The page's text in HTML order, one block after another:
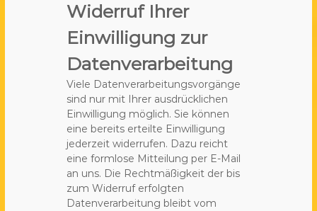
Widerruf Ihrer
Einwilligung zur
Datenverarbeitung
Viele Datenverarbeitungsvorgänge
sind nur mit Ihrer ausdrücklichen
Einwilligung möglich. Sie können
eine bereits erteilte Einwilligung
jederzeit widerrufen. Dazu reicht
eine formlose Mitteilung per E-Mail
an uns. Die Rechtmäßigkeit der bis
zum Widerruf erfolgten
Datenverarbeitung bleibt vom